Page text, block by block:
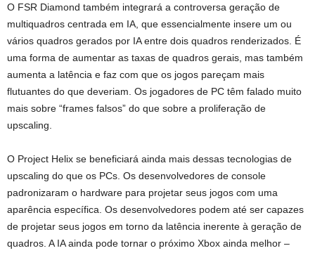
O FSR Diamond também integrará a controversa geração de
multiquadros centrada em IA, que essencialmente insere um ou
vários quadros gerados por IA entre dois quadros renderizados. É
uma forma de aumentar as taxas de quadros gerais, mas também
aumenta a latência e faz com que os jogos pareçam mais
flutuantes do que deveriam. Os jogadores de PC têm falado muito
mais sobre “frames falsos” do que sobre a proliferação de
upscaling.
O Project Helix se beneficiará ainda mais dessas tecnologias de
upscaling do que os PCs. Os desenvolvedores de console
padronizaram o hardware para projetar seus jogos com uma
aparência específica. Os desenvolvedores podem até ser capazes
de projetar seus jogos em torno da latência inerente à geração de
quadros. A IA ainda pode tornar o próximo Xbox ainda melhor –